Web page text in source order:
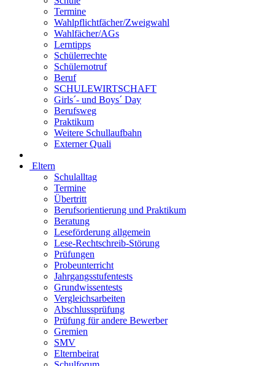
Termine
Wahlpflichtfächer/Zweigwahl
Wahlfächer/AGs
Lerntipps
Schülerrechte
Schülernotruf
Beruf
SCHULEWIRTSCHAFT
Girls´- und Boys´ Day
Berufsweg
Praktikum
Weitere Schullaufbahn
Externer Quali
Eltern
Schulalltag
Termine
Übertritt
Berufsorientierung und Praktikum
Beratung
Leseförderung allgemein
Lese-Rechtschreib-Störung
Prüfungen
Probeunterricht
Jahrgangsstufentests
Grundwissentests
Vergleichsarbeiten
Abschlussprüfung
Prüfung für andere Bewerber
Gremien
SMV
Elternbeirat